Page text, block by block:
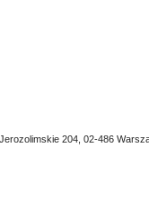
204, 02-486